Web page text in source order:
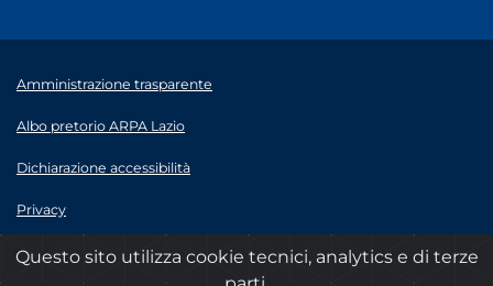
Amministrazione trasparente
Albo pretorio ARPA Lazio
Dichiarazione accessibilità
Privacy
Note legali
Questo sito utilizza cookie tecnici, analytics e di terze